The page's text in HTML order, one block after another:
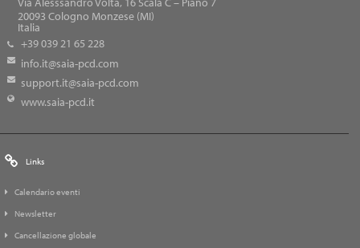
20093 Cologno Monzese (MI)
Italia
+39 039 21 65 228
info.it@saia-pcd.com
support.it@saia-pcd.com
www.saia-pcd.it
Links
Calendario eventi
Newsletter
Cancellazione globale